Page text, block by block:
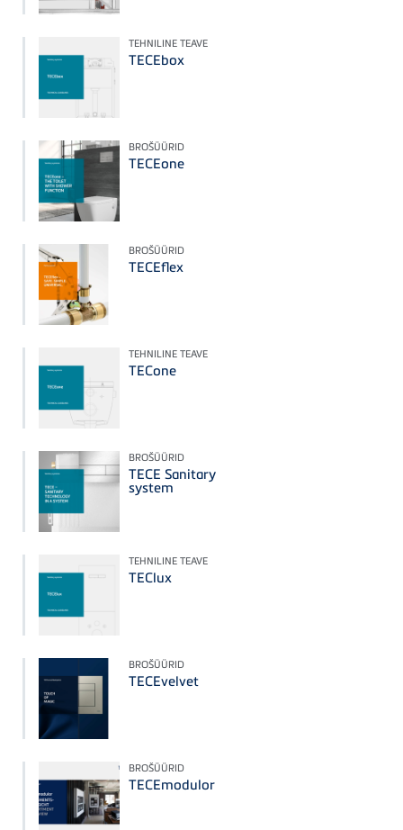
TEHNILINE TEAVE
TECEbox
BROŠÜÜRID
TECEone
BROŠÜÜRID
TECEflex
TEHNILINE TEAVE
TECone
BROŠÜÜRID
TECE Sanitary
system
TEHNILINE TEAVE
TEClux
BROŠÜÜRID
TECEvelvet
BROŠÜÜRID
TECEmodulor